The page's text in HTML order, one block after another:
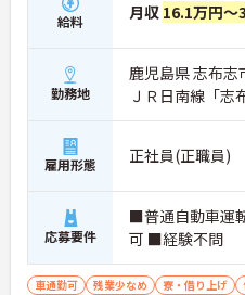
給料 月収 16.1万円～
勤務地
鹿児島県 志布
ＪＲ日南線「志
雇用形態 正社員(正職員)
応募要件
■普通自動車運
可 ■経験不問
車通勤可 残業少なめ 寮・借り上げ